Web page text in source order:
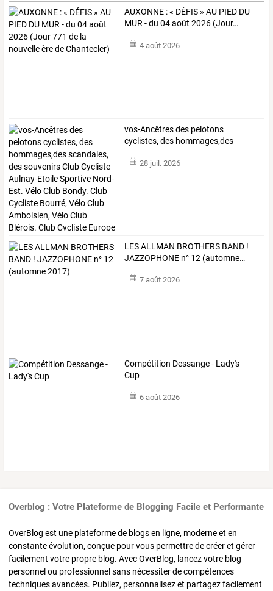
AUXONNE :« DÉFIS » AU PIED DU
MUR -du 04août 2026 (Jour…
4 août 2026
vos-Ancêtresdes pelotons
cyclistes, des hommages,des
28 juil. 2026
LESALLMAN BROTHERS BAND !
JAZZOPHONE n° 12 (automne…
7 août 2026
Compétition Dessange - Lady's
Cup
6 août 2026
Overblog : Votre Plateforme de Blogging Facile et Performante
OverBlog est une plateforme de blogs en ligne, moderne et en
constante évolution, conçue pour vous permettre de créer et gérer
facilement votre propre blog. Avec OverBlog, lancez votre blog
personnel ou professionnel sans nécessiter de compétences
techniques avancées. Publiez, personnalisez et partagez facilement